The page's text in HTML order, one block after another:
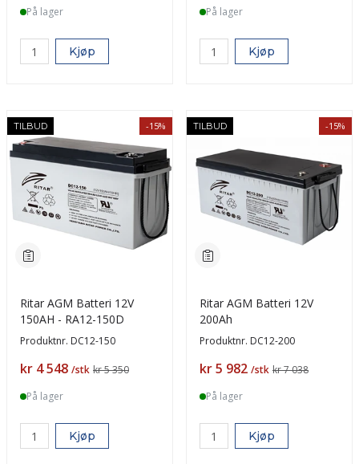
På lager
Kjøp
På lager
Kjøp
TILBUD -15%
Ritar AGM Batteri 12V
150AH - RA12-150D
Produktnr. DC12-150
Pris
kr 4 548 /stk kr 5 350
På lager
Kjøp
TILBUD -15%
Ritar AGM Batteri 12V
200Ah
Produktnr. DC12-200
Pris
kr 5 982 /stk kr 7 038
På lager
Kjøp